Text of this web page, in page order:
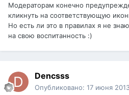
Модераторам конечно
кликнуть на соответствующую
Но есть ли это в правилах я не
на свою воспитанность :)
Dencsss
Опубликовано: 17 июня